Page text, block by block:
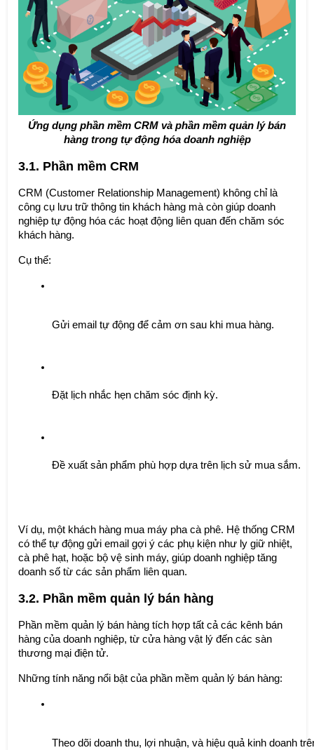
Ứng dụng phần mềm CRM và phần mềm quản lý bán
hàng trong tự động hóa doanh nghiệp
3.1. Phần mềm CRM
CRM (Customer Relationship Management) không chỉ là
công cụ lưu trữ thông tin khách hàng mà còn giúp doanh
nghiệp tự động hóa các hoạt động liên quan đến chăm sóc
khách hàng.
Cụ thể:
Gửi email tự động để cảm ơn sau khi mua hàng.
Đặt lịch nhắc hẹn chăm sóc định kỳ.
Đề xuất sản phẩm phù hợp dựa trên lịch sử mua sắm.
Ví dụ, một khách hàng mua máy pha cà phê. Hệ thống CRM
có thể tự động gửi email gợi ý các phụ kiện như ly giữ nhiệt,
cà phê hạt, hoặc bộ vệ sinh máy, giúp doanh nghiệp tăng
doanh số từ các sản phẩm liên quan.
3.2. Phần mềm quản lý bán hàng
Phần mềm quản lý bán hàng tích hợp tất cả các kênh bán
hàng của doanh nghiệp, từ cửa hàng vật lý đến các sàn
thương mại điện tử.
Những tính năng nổi bật của phần mềm quản lý bán hàng:
Theo dõi doanh thu, lợi nhuận, và hiệu quả kinh doanh